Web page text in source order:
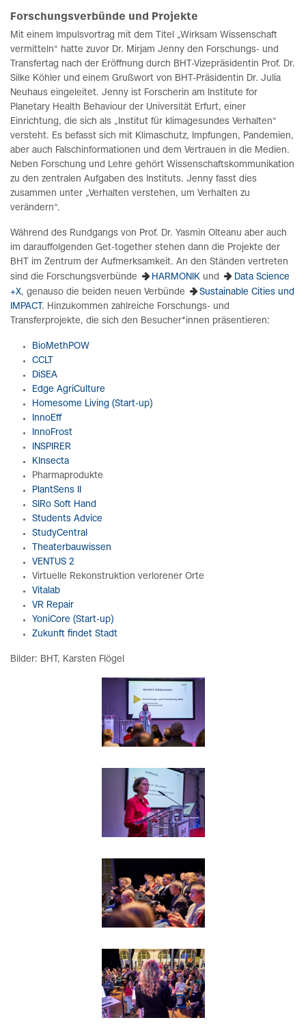
Forschungsverbünde und Projekte
Mit einem Impulsvortrag mit dem Titel „Wirksam Wissenschaft
vermitteln“ hatte zuvor Dr. Mirjam Jenny den Forschungs- und
Transfertag nach der Eröffnung durch BHT-Vizepräsidentin Prof. Dr.
Silke Köhler und einem Grußwort von BHT-Präsidentin Dr. Julia
Neuhaus eingeleitet. Jenny ist Forscherin am Institute for
Planetary Health Behaviour der Universität Erfurt, einer
Einrichtung, die sich als „Institut für klimagesundes Verhalten“
versteht. Es befasst sich mit Klimaschutz, Impfungen, Pandemien,
aber auch Falschinformationen und dem Vertrauen in die Medien.
Neben Forschung und Lehre gehört Wissenschaftskommunikation
zu den zentralen Aufgaben des Instituts. Jenny fasst dies
zusammen unter „Verhalten verstehen, um Verhalten zu
verändern“.
Während des Rundgangs von Prof. Dr. Yasmin Olteanu aber auch
im darauffolgenden Get-together stehen dann die Projekte der
BHT im Zentrum der Aufmerksamkeit. An den Ständen vertreten
sind die Forschungsverbünde
HARMONIK und
Data Science
+X, genauso die beiden neuen Verbünde
Sustainable Cities und
IMPACT . Hinzukommen zahlreiche Forschungs- und
Transferprojekte, die sich den Besucher*innen präsentieren:
BioMethPOW
CCLT
DiSEA
Edge AgriCulture
Homesome Living (Start-up)
InnoEff
InnoFrost
INSPIRER
KInsecta
Pharmaprodukte
PlantSens II
SIRo Soft Hand
Students Advice
StudyCentral
Theaterbauwissen
VENTUS 2
Virtuelle Rekonstruktion verlorener Orte
Vitalab
VR Repair
YoniCore (Start-up)
Zukunft findet Stadt
Bilder: BHT, Karsten Flögel